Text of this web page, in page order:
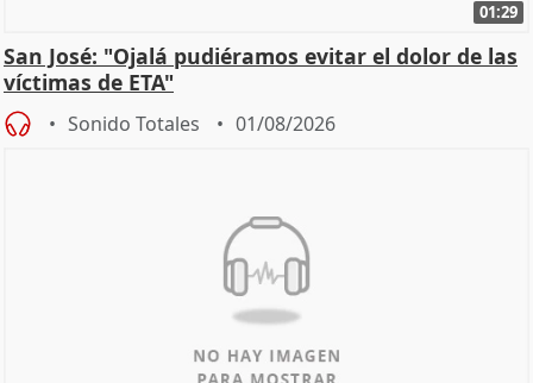
01:29
San José: "Ojalá pudiéramos evitar el dolor de las
víctimas de ETA"
Sonido Totales 01/08/2026